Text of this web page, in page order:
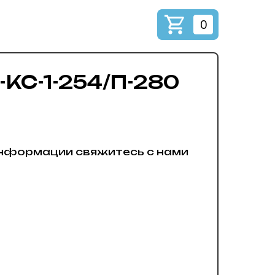
0
1-254/П-280
свяжитесь с нами